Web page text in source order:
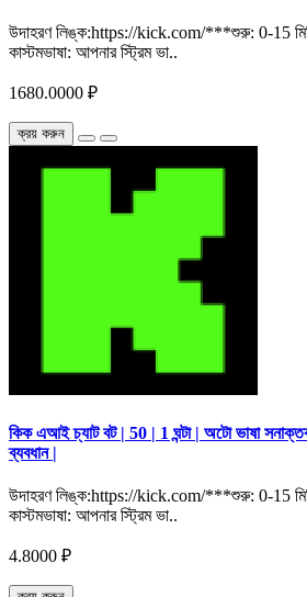
উদাহরণ লিঙ্ক:https://kick.com/***শুরু: 0-15
কাস্টমভাষা: আপনার স্ট্রিম ভা..
1680.0000 ₽
ক্রয় করুন
কিক এআই চ্যাট বট | 50 | 1 ঘন্টা | অটো ভাষা
ব্যবধান |
উদাহরণ লিঙ্ক:https://kick.com/***শুরু: 0-15
কাস্টমভাষা: আপনার স্ট্রিম ভা..
4.8000 ₽